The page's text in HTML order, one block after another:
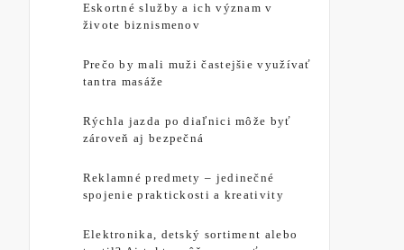
Eskortné služby a ich význam v
živote biznismenov
Prečo by mali muži častejšie využívať
tantra masáže
Rýchla jazda po diaľnici môže byť
zároveň aj bezpečná
Reklamné predmety – jedinečné
spojenie praktickosti a kreativity
Elektronika, detský sortiment alebo